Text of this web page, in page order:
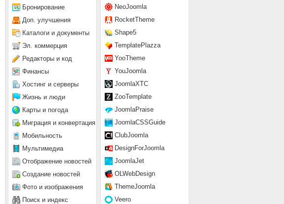
NeoJoomla
RocketTheme
Shape5
TemplatePlazza
YooTheme
YouJoomla
JoomlaXTC
ZooTemplate
JoomlaPraise
JoomlaCSSGuide
ClubJoomla
DesignForJoomla
JoomlaJet
OLWebDesign
ThemeJoomla
Veero
Бронирование
Доп. улучшения
Каталоги и документы
Эл. коммерция
Редакторы и код
Финансы
Хостинг и серверы
Жизнь и люди
Карты и погода
Миграция и конвертация
Мобильность
Мультимедиа
Отображение новостей
Создание новостей
Фото и изображения
Поиск и индекс